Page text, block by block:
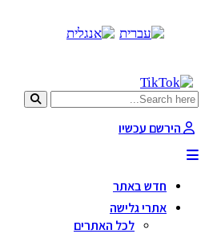
הירשם עכשיו
חדש באתר
אתרי גלישה
לכל האתרים